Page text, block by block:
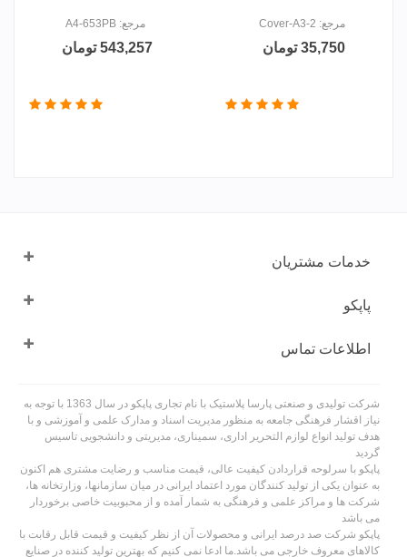
مرجع: Cover-A3-2
35,750 تومان
مرجع: A4-653PB
543,257 تومان
خدمات مشتریان
پاپکو
اطلاعات تماس
شرکت تولیدی و صنعتی پارسا پلاستیک با نام تجاری پاپکو در سال 1363 با توجه به
نیاز اقشار فرهنگی جامعه به منظور مدیریت اسناد و مدارک علمی و آموزشی و با
هدف تولید انواع لوازم التحریر اداری، سمیناری، مدیریتی و دانشجویی تاسیس
گردید
پاپکو با سرلوحه قراردادن کیفیت عالی، قیمت مناسب و رضایت مشتری هم اکنون
به عنوان یکی از تولید کنندگان مورد اعتماد ایرانی در میان سازمانها، وزارتخانه ها،
شرکت ها و مراکز علمی و فرهنگی به شمار آمده و از محبوبیت خاصی برخوردار
می باشد
پاپکو شرکت صد درصد ایرانی و محصولات آن از نظر کیفیت و قیمت قابل رقابت با
کالاهای معروف خارجی می باشد.ما ادعا نمی کنیم که بهترین تولید کننده در صنایع